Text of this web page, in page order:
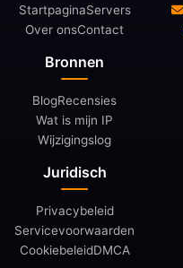
StartpaginaServers
Over onsContact
Bronnen
BlogRecensies
Wat is mijn IP
Wijzigingslog
Juridisch
Privacybeleid
Servicevoorwaarden
CookiebeleidDMCA